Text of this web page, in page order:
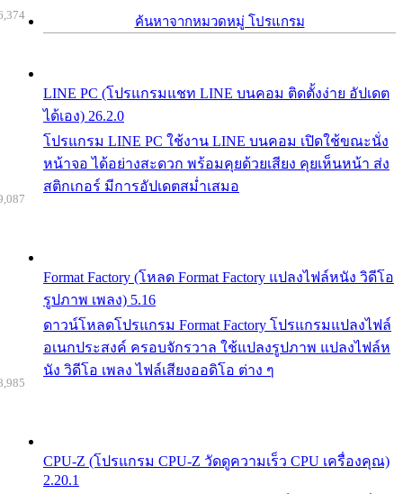
ค้นหาจากหมวดหมู่ โปรแกรม
LINE PC (โปรแกรมแชท LINE บนคอม ติดตั้งง่าย อัปเดต
ได้เอง) 26.2.0
โปรแกรม LINE PC ใช้งาน LINE บนคอม เปิดใช้ขณะนั่ง
หน้าจอ ได้อย่างสะดวก พร้อมคุยด้วยเสียง คุยเห็นหน้า ส่ง
สติกเกอร์ มีการอัปเดตสม่ำเสมอ
Format Factory (โหลด Format Factory แปลงไฟล์หนัง วิดีโอ
รูปภาพ เพลง) 5.16
ดาวน์โหลดโปรแกรม Format Factory โปรแกรมแปลงไฟล์
อเนกประสงค์ ครอบจักรวาล ใช้แปลงรูปภาพ แปลงไฟล์ห
นัง วิดีโอ เพลง ไฟล์เสียงออดิโอ ต่าง ๆ
CPU-Z (โปรแกรม CPU-Z วัดดูความเร็ว CPU เครื่องคุณ)
2.20.1